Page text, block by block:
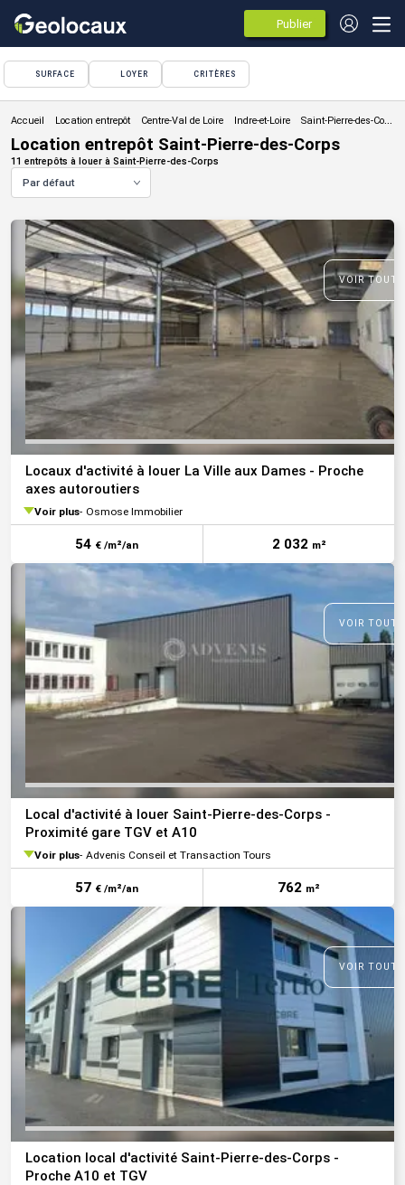
Publier
des
annonces
SURFACE LOYER CRITÈRES
Location entrepôt
Location entrepôt Saint-Pierre-des-Corps
11 entrepôts à louer à Saint-Pierre-des-Corps
Par défaut
VOIR
Locaux d'activité à louer La Ville aux Dames - Proche
axes autoroutiers
Voir plus Osmose Immobilier
54 € /m²/an 2 032 m²
VOIR
Local d'activité à louer Saint-Pierre-des-Corps -
Proximité gare TGV et A10
Voir plus Advenis Conseil et Transaction Tours
57 € /m²/an 762 m²
VOIR
Location local d'activité Saint-Pierre-des-Corps -
Proche A10 et TGV